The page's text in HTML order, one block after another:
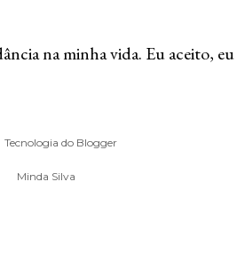
na minha vida. Eu aceito, eu
Tecnologia do Blogger
Minda Silva